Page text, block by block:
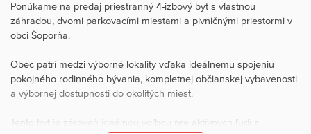
Ponúkame na predaj priestranný 4-izbový byt s vlastnou
záhradou, dvomi parkovacími miestami a pivničnými priestormi v
obci Šoporňa.
Obec patrí medzi výborné lokality vďaka ideálnemu spojeniu
pokojného rodinného bývania, kompletnej občianskej vybavenosti
a výbornej dostupnosti do okolitých miest.
Tento byt je zároveň ideálnou voľbou pre aktívnych ľudí a